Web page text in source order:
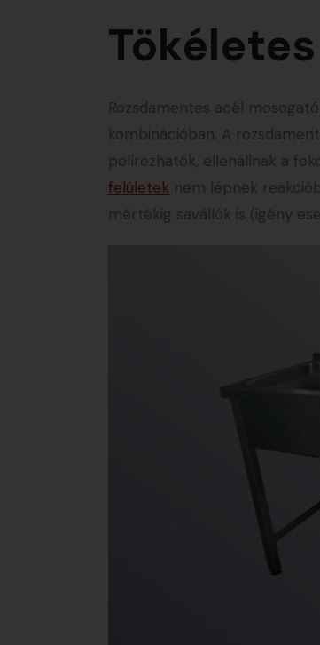
Rozsdamentes acél
kombinációban. A
polírozhatók, ellenállnak a
felületek nem lépnek
mértékig savállók is (igény